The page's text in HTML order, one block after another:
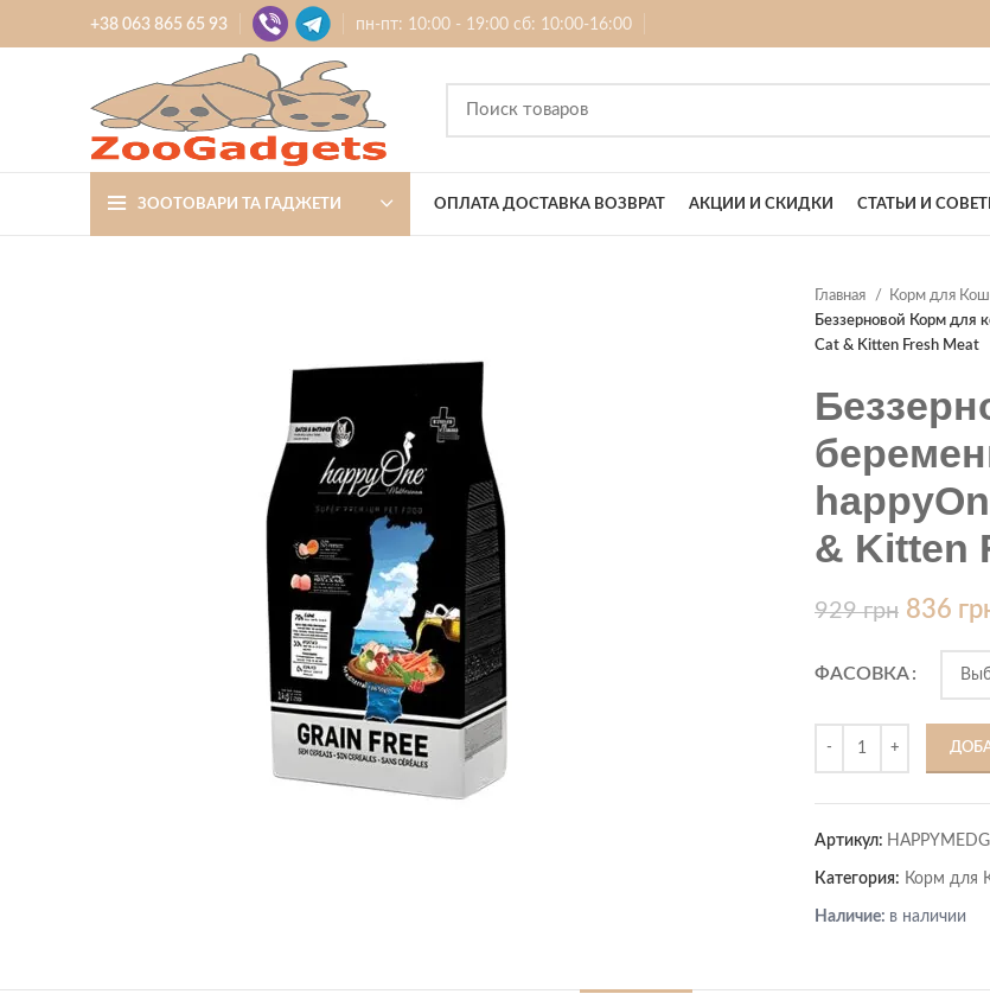
+38 063 865 65 93 пн-пт: 10:00 - 19:00 сб: 10:00-16:00
ЗООТОВАРИ ТА ГАДЖЕТИ ОПЛАТА ДОСТАВКА ВОЗВРАТ АКЦИИ И СКИДКИ СТАТЬИ И
Главная
Корм для
Беззерновой Корм для
Cat & Kitten Fresh Meat
& Kitten
929грн 836
ФАСОВКА
Артикул:
Категория: Корм для
Наличие: в наличии